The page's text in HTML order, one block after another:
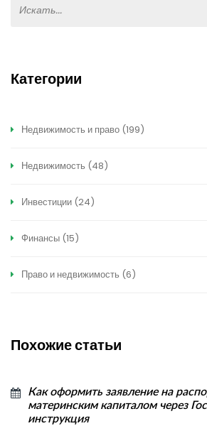
Категории
Недвижимость и право (199)
Недвижимость (48)
Инвестиции (24)
Финансы (15)
Право и недвижимость (6)
Похожие статьи
Как оформить заявление на
материнским капиталом через
инструкция